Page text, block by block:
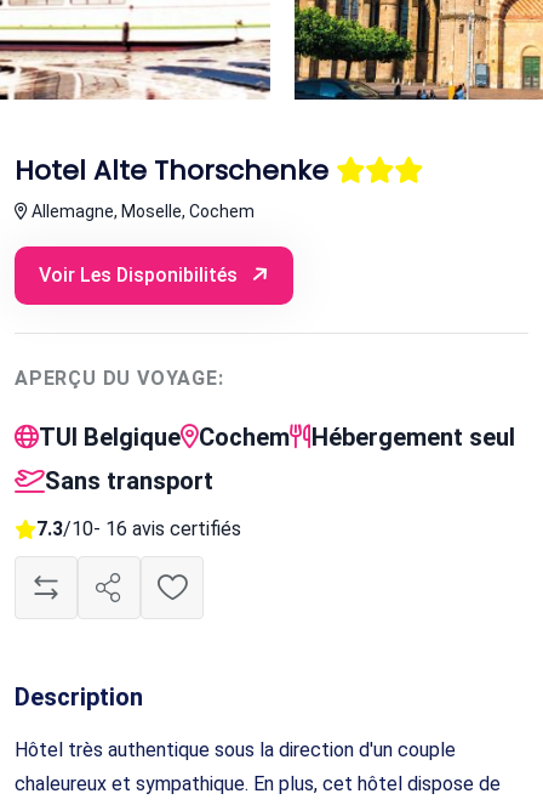
Hotel Alte Thorschenke
Allemagne, Moselle, Cochem
Voir Les Disponibilités
APERÇU DU VOYAGE:
TUI Belgique Cochem
Hébergement seul
Sans transport
7.3/10- 16 avis certifiés
Description
Hôtel très authentique sous la direction d'un couple
chaleureux et sympathique. En plus, cet hôtel dispose de